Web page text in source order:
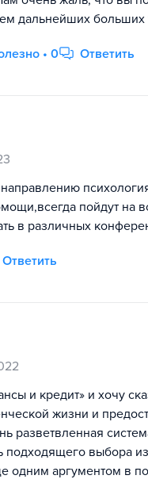
дальнейших больших
• 0 Ответить
пойдут на
в различных
Ответить
и кредит» и хочу
жизни и
разветвленная
выбора
аргументом в